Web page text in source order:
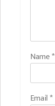
Name*
Email *